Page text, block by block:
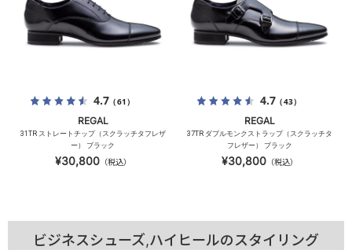
4.7（61）
REGAL
31TR ストレートチップ（スクラッチタフレザ
ー） ブラック
¥30,800（税込）
4.7（43）
REGAL
37TR ダブルモンクストラップ（スクラッチタ
フレザー） ブラック
¥30,800（税込）
ビジネスシューズ,ハイヒールのスタイリング